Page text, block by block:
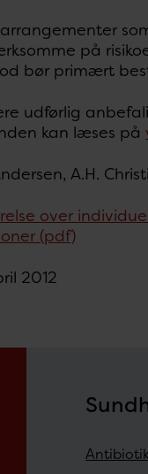
på
bør primært
udførlig
kan læses på
A.H.
over
(pdf)
2012